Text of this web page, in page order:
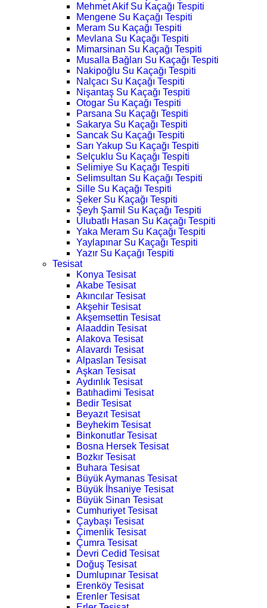
Mehmet Akif Su Kaçağı Tespiti
Mengene Su Kaçağı Tespiti
Meram Su Kaçağı Tespiti
Mevlana Su Kaçağı Tespiti
Mimarsinan Su Kaçağı Tespiti
Musalla Bağları Su Kaçağı Tespiti
Nakipoğlu Su Kaçağı Tespiti
Nalçacı Su Kaçağı Tespiti
Nişantaş Su Kaçağı Tespiti
Otogar Su Kaçağı Tespiti
Parsana Su Kaçağı Tespiti
Sakarya Su Kaçağı Tespiti
Sancak Su Kaçağı Tespiti
Sarı Yakup Su Kaçağı Tespiti
Selçuklu Su Kaçağı Tespiti
Selimiye Su Kaçağı Tespiti
Selimsultan Su Kaçağı Tespiti
Sille Su Kaçağı Tespiti
Şeker Su Kaçağı Tespiti
Şeyh Şamil Su Kaçağı Tespiti
Ulubatlı Hasan Su Kaçağı Tespiti
Yaka Meram Su Kaçağı Tespiti
Yaylapınar Su Kaçağı Tespiti
Yazır Su Kaçağı Tespiti
Tesisat
Konya Tesisat
Akabe Tesisat
Akıncılar Tesisat
Akşehir Tesisat
Akşemsettin Tesisat
Alaaddin Tesisat
Alakova Tesisat
Alavardı Tesisat
Alpaslan Tesisat
Aşkan Tesisat
Aydınlık Tesisat
Batıhadimi Tesisat
Bedir Tesisat
Beyazıt Tesisat
Beyhekim Tesisat
Binkonutlar Tesisat
Bosna Hersek Tesisat
Bozkır Tesisat
Buhara Tesisat
Büyük Aymanas Tesisat
Büyük İhsaniye Tesisat
Büyük Sinan Tesisat
Cumhuriyet Tesisat
Çaybaşı Tesisat
Çimenlik Tesisat
Çumra Tesisat
Devri Cedid Tesisat
Doğuş Tesisat
Dumlupınar Tesisat
Erenköy Tesisat
Erenler Tesisat